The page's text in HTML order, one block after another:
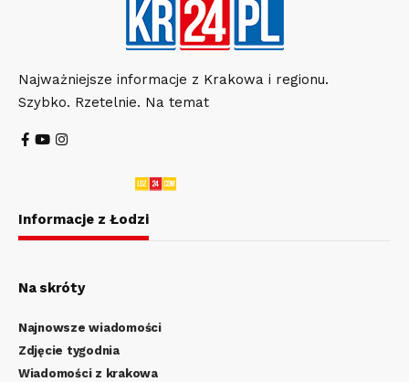
Najważniejsze informacje z Krakowa i regionu.
Szybko. Rzetelnie. Na temat
Informacje z Łodzi
Na skróty
Najnowsze wiadomości
Zdjęcie tygodnia
Wiadomości z krakowa